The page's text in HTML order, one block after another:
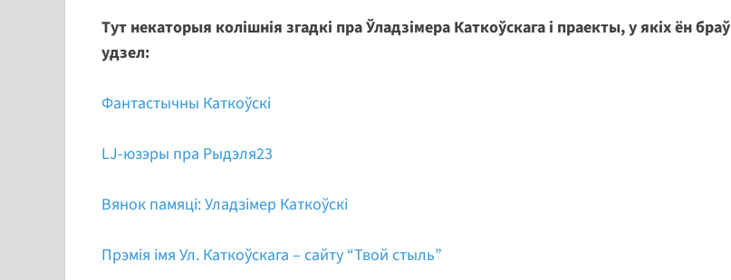
Тут некаторыя колішнія згадкі пра Ўладзімера Каткоўскага і праекты, у якіх ён браў
удзел:
Фантастычны Каткоўскі
LJ-юзэры пра Рыдэля23
Вянок памяці: Уладзімер Каткоўскі
Прэмія імя Ул. Каткоўскага – сайту “Твой стыль”